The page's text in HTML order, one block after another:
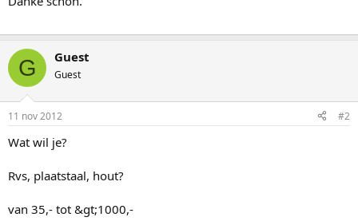
G Guest
Guest
11 nov 2012 #2
Wat wil je?
Rvs, plaatstaal, hout?
van 35,- tot &gt;1000,-